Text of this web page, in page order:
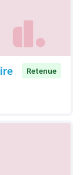
Retenue